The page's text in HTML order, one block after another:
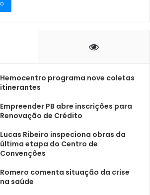
Hemocentro programa nove coletas
itinerantes
Empreender PB abre inscrições para
Renovação de Crédito
Lucas Ribeiro inspeciona obras da
última etapa do Centro de
Convenções
Romero comenta situação da crise
na saúde